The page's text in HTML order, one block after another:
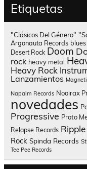
Etiquetas
"Clásicos Del Género"
Argonauta Records blues
Desert Rock Doom
rock heavy metal
Heavy Rock
Lanzamientos
Napalm Records Nooirax
novedades
Progressive Proto
Relapse Records
Rock Spinda Records
Tee Pee Records